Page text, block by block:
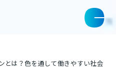
とは？色を通して働きやすい社会